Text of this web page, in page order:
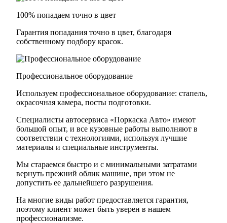
100% попадаем точно в цвет
Гарантия попадания точно в цвет, благодаря
собственному подбору красок.
Профессиональное оборудование
Используем профессиональное оборудование: стапель,
окрасочная камера, посты подготовки.
Специалисты автосервиса «Поркаска Авто» имеют
большой опыт, и все кузовные работы выполняют в
соответствии с технологиями, используя лучшие
материалы и специальные инструменты.
Мы стараемся быстро и с минимальными затратами
вернуть прежний облик машине, при этом не
допустить ее дальнейшего разрушения.
На многие виды работ предоставляется гарантия,
поэтому клиент может быть уверен в нашем
профессионализме.